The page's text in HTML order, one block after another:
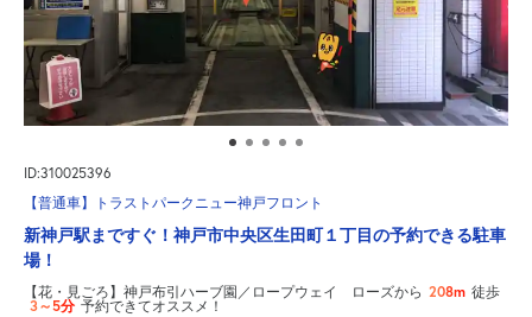
ID:310025396
【普通車】トラストパークニュー神戸フロント
新神戸駅まですぐ！神戸市中央区生田町１丁目の予約できる駐車
場！
【花・見ごろ】神戸布引ハーブ園／ロープウェイ ローズから 208m 徒歩
3～5分 予約できてオススメ！